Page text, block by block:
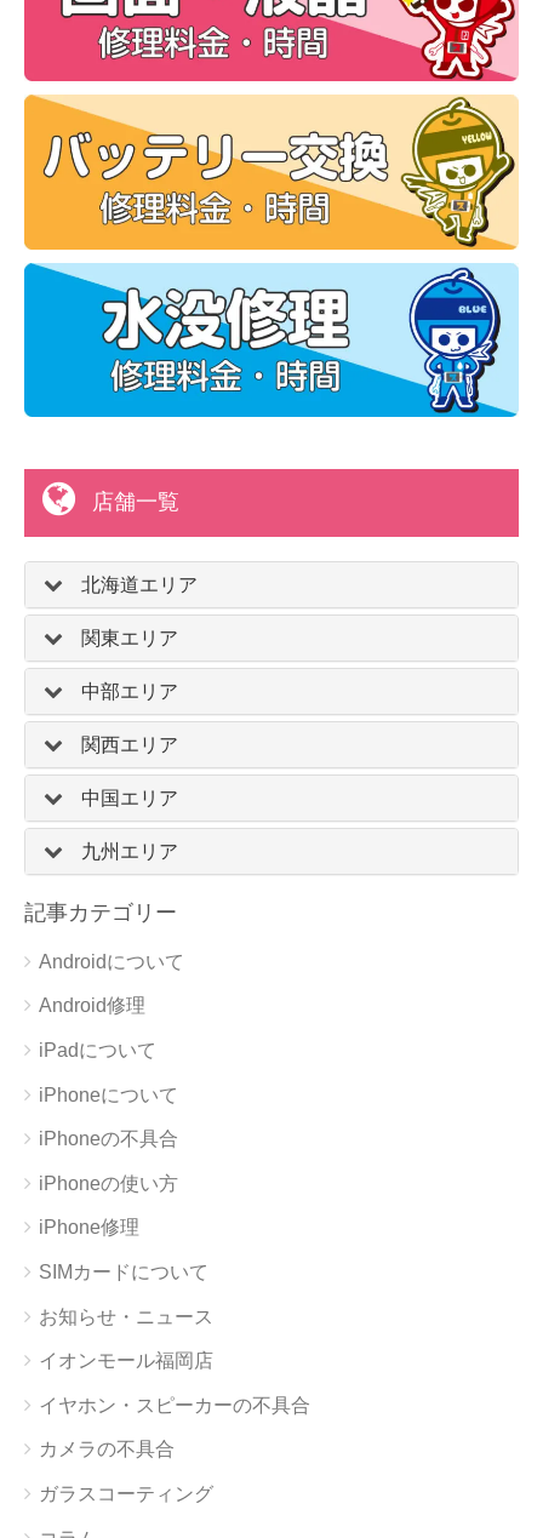
店舗一覧
北海道エリア
関東エリア
中部エリア
関西エリア
中国エリア
九州エリア
記事カテゴリー
Androidについて
Android修理
iPadについて
iPhoneについて
iPhoneの不具合
iPhoneの使い方
iPhone修理
SIMカードについて
お知らせ・ニュース
イオンモール福岡店
イヤホン・スピーカーの不具合
カメラの不具合
ガラスコーティング